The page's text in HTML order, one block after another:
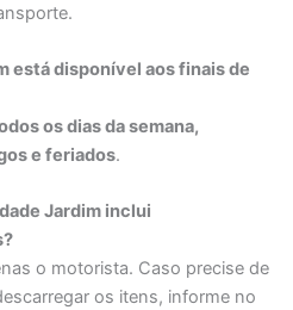
está disponível aos finais de
os dias da semana,
e feriados.
Jardim inclui
o motorista. Caso precise de
os itens, informe no